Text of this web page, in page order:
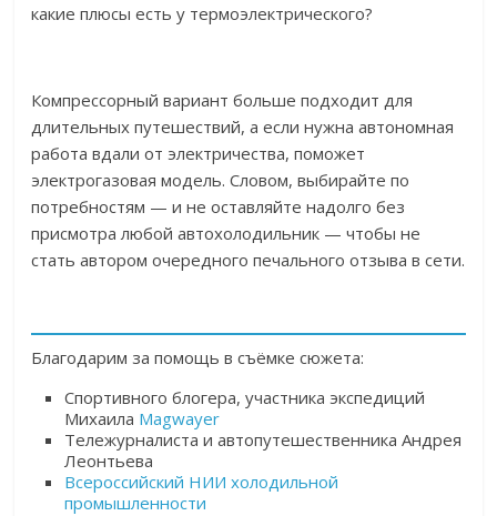
какие плюсы есть у термоэлектрического?
Компрессорный вариант больше подходит для
длительных путешествий, а если нужна автономная
работа вдали от электричества, поможет
электрогазовая модель. Словом, выбирайте по
потребностям — и не оставляйте надолго без
присмотра любой автохолодильник — чтобы не
стать автором очередного печального отзыва в сети.
Благодарим за помощь в съёмке сюжета:
Спортивного блогера, участника экспедиций
Михаила Magwayer
Тележурналиста и автопутешественника Андрея
Леонтьева
Всероссийский НИИ холодильной
промышленности